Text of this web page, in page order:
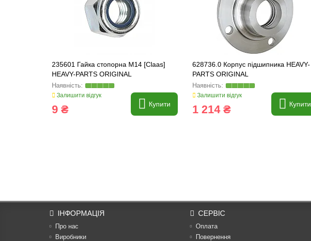
235601 Гайка стопорна M14 [Claas]
HEAVY-PARTS ORIGINAL
Залишити відгук
9 ₴ Купити
628736.0 Корпус підшипника HEAVY-
PARTS ORIGINAL
Залишити відгук
1 214 ₴ Купити
ІНФОРМАЦІЯ
Про нас
Виробники
СЕРВІС
Оплата
Повернення